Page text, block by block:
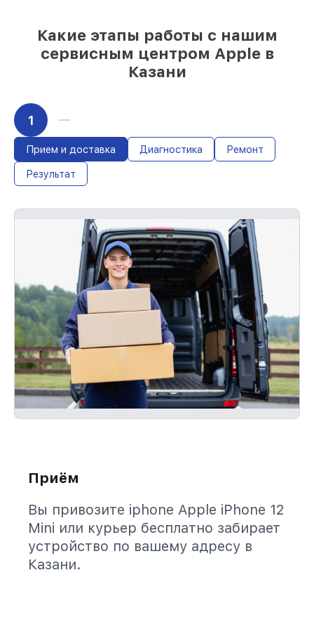
– под любые финансовые
возможности
85%работ быстро и без задержек, при
условии, что восстановление началось
Какие этапы работы с нашим
сервисным центром Apple в
Казани
1
Прием и доставка Диагностика Ремонт
Результат
Приём
Вы привозите iphone Apple iPhone 12
Mini или курьер бесплатно забирает
устройство по вашему адресу в
Казани.